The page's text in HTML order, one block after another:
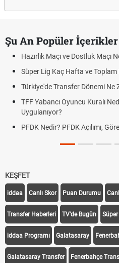
Şu An Popüler İçerikler
Hazırlık Maçı ve Dostluk Maçı
Süper Lig Kaç Hafta ve Toplam
Türkiye'de Transfer Dönemi Ne
TFF Yabancı Oyuncu Kuralı
Uygulanıyor?
PFDK Nedir? PFDK Açılımı,
KEŞFET
iddaa Canlı Skor Puan Durumu
Transfer Haberleri TV'de Bugün
iddaa Programı Galatasaray
Galatasaray Transfer Fenerbahçe